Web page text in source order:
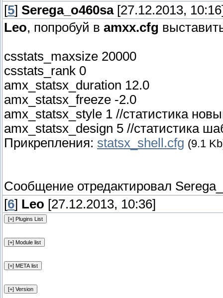
[5] Serega_o460sa[27.12.2013,
Leo, попробуй в amxx.cfg
csstats_maxsize 20000
csstats_rank 0
amx_statsx_duration 12.0
amx_statsx_freeze -2.0
amx_statsx_style 1 //статистика
amx_statsx_design 5 //статистика
Прикрепления: statsx_shell.cfg (9.1
Сообщение отредактировал
[6] Leo [27.12.2013, 10:36]